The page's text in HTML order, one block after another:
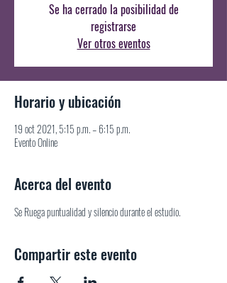
Se ha cerrado la posibilidad de
registrarse
Ver otros eventos
Horario y ubicación
19 oct 2021, 5:15 p.m. – 6:15 p.m.
Evento Online
Acerca del evento
Se Ruega puntualidad y silencio durante el estudio.
Compartir este evento